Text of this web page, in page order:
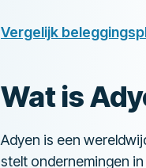
Vergelijk
Wat is
Adyen is een
stelt ondernemingen